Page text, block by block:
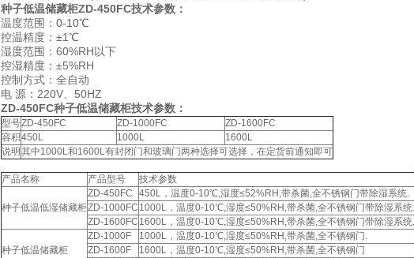
种子低温储藏柜ZD-450FC技术参数：
温度范围：0-10℃
控温精度：±1℃
湿度范围：60%RH以下
控湿精度：±5%RH
控制方式：全自动
电 源：220V、50HZ
ZD-450FC种子低温储藏柜技术参数：
型号ZD-450FC ZD-1000FC
ZD-1600FC
容积450L 1000L
1600L
说明 其中1000L和1600L有封闭门和玻璃门两种选择可选择，在定货前通知即可
产品名称 产品型号 技术参数
种子低温低湿储藏柜
ZD-450FC
450L，温度0-10℃,湿度≤52%RH,带杀菌,全不锈钢门带除湿系统.
ZD-1000FC 1000L，温度0-10℃,湿度≤50%RH,带杀菌,全不锈钢门带除湿系统.
ZD-1600FC 1600L，温度0-10℃,湿度≤50%RH,带杀菌,全不锈钢门带除湿系统.
种子低温储藏柜
ZD-1000F
1000L，温度0-10℃,湿度≤50%RH,带杀菌,全不锈钢门.
ZD-1600F
1600L，温度0-10℃,湿度≤50%RH,带杀菌,全不锈钢门